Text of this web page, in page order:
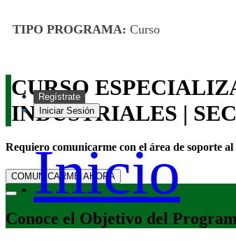
Regístrate
Iniciar Sesión
Inicio
TIPO PROGRAMA: Curso
CURSO
INDUSTRIALES |
Requiero comunicarme con el área de soporte al
COMUNICARME AHORA
Conoce el Objetivo del